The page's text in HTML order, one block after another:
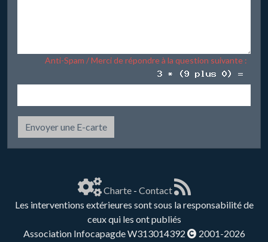
Anti-Spam / Merci de répondre à la question suivante :
Envoyer une E-carte
Charte- Contact
Les interventions extérieures sont sous la responsabilité de
ceux qui les ont publiés
Association Infocapagde W313014392
2001-2026